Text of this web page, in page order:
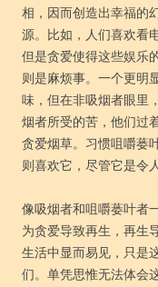
相，因而创造出幸福的
源。比如，人们喜欢看
但是贪爱使得这些娱乐
则是麻烦事。一个更明
味，但在非吸烟者眼里
烟者所受的苦，他们过
贪爱烟草。习惯咀嚼蒌
则喜欢它，尽管它是令
像吸烟者和咀嚼蒌叶者
为贪爱导致再生，再生
生活中显而易见，只是
们。单凭思惟无法体会